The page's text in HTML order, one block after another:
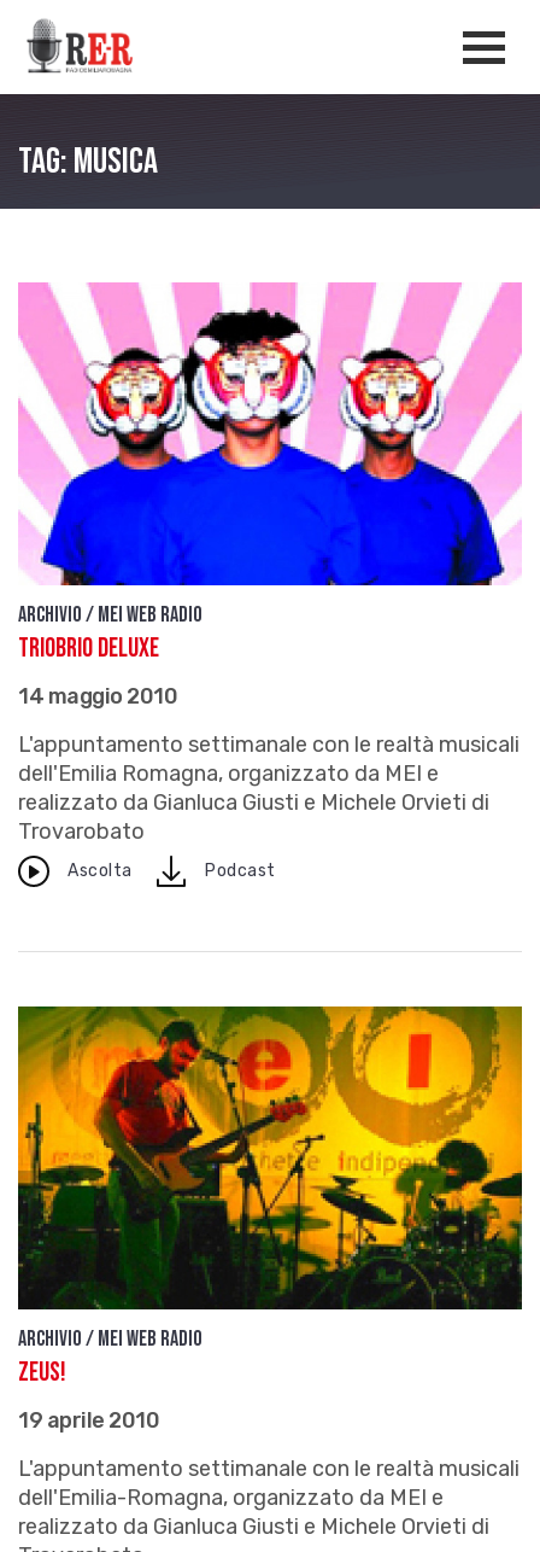
Salta al contenuto principale
Tag: musica
Archivio / Mei Web Radio
Triobrio Deluxe
14 maggio 2010
L'appuntamento settimanale con le realtà musicali
dell'Emilia Romagna, organizzato da MEI e
realizzato da Gianluca Giusti e Michele Orvieti di
Trovarobato
Ascolta downloadPodcast
Archivio / Mei Web Radio
Zeus!
19 aprile 2010
L'appuntamento settimanale con le realtà musicali
dell'Emilia-Romagna, organizzato da MEI e
realizzato da Gianluca Giusti e Michele Orvieti di